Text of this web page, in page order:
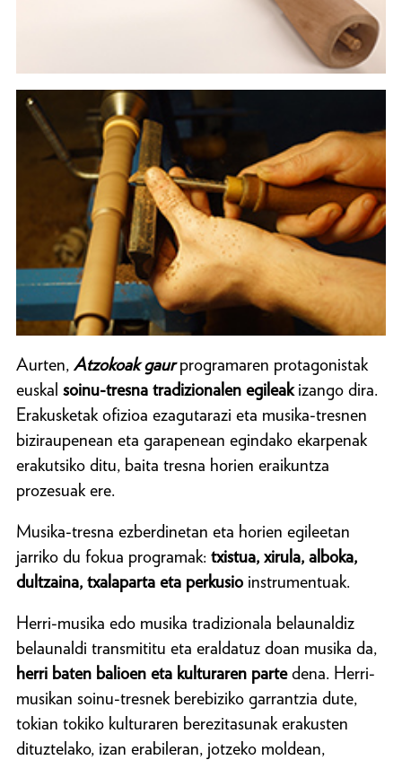
Aurten, Atzokoak gaur programaren protagonistak
euskal soinu-tresna tradizionalen egileakizango dira.
Erakusketak ofizioa ezagutarazi eta musika-tresnen
biziraupenean eta garapenean egindako ekarpenak
erakutsiko ditu, baita tresna horien eraikuntza
prozesuak ere.
Musika-tresna ezberdinetan eta horien egileetan
jarriko du fokua programak: txistua, xirula, alboka,
dultzaina, txalaparta eta perkusio instrumentuak.
Herri-musika edo musika tradizionala belaunaldiz
belaunaldi transmititu eta eraldatuz doan musika da,
herri baten balioen eta kulturaren partedena. Herri-
musikan soinu-tresnek berebiziko garrantzia dute,
tokian tokiko kulturaren berezitasunak erakusten
dituztelako, izan erabileran, jotzeko moldean,